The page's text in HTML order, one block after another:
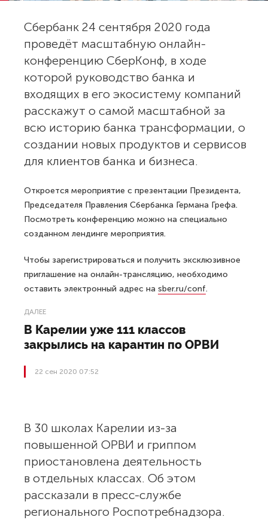
Сбербанк 24 сентября 2020 года
проведёт масштабную онлайн-
конференцию СберКонф, в ходе
которой руководство банка и
входящих в его экосистему компаний
расскажут о самой масштабной за
всю историю банка трансформации, о
создании новых продуктов и сервисов
для клиентов банка и бизнеса.
Откроется мероприятие с презентации Президента,
Председателя Правления Сбербанка Германа Грефа.
Посмотреть конференцию можно на специально
созданном лендинге мероприятия.
Чтобы зарегистрироваться и получить эксклюзивное
приглашение на онлайн-трансляцию, необходимо
оставить электронный адрес на sber.ru/conf.
ДАЛЕЕ
В Карелии уже 111 классов
закрылись на карантин по ОРВИ
22 сен 2020 07:52
В 30 школах Карелии из-за
повышенной ОРВИ и гриппом
приостановлена деятельность
в отдельных классах. Об этом
рассказали в пресс-службе
регионального Роспотребнадзора.